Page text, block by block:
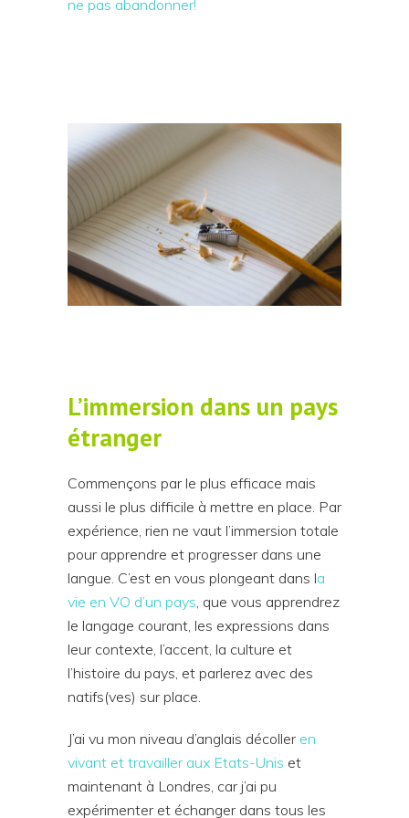
ne pas abandonner!
L’immersion dans un pays
étranger
Commençons par le plus efficace mais
aussi le plus difficile à mettre en place. Par
expérience, rien ne vaut l’immersion totale
pour apprendre et progresser dans une
langue. C’est en vous plongeant dans la
vie en VO d’un pays, que vous apprendrez
le langage courant, les expressions dans
leur contexte, l’accent, la culture et
l’histoire du pays, et parlerez avec des
natifs(ves) sur place.
J’ai vu mon niveau d’anglais décoller en
vivant et travailler aux Etats-Unis et
maintenant à Londres, car j’ai pu
expérimenter et échanger dans tous les